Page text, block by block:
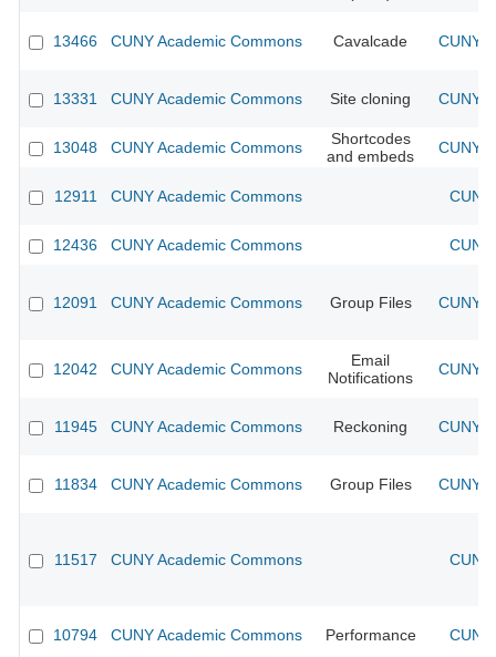
13466 CUNY Academic Commons Cavalcade CUNY
13331 CUNY Academic Commons Site cloning CUNY
13048 CUNY Academic Commons
Shortcodes
and embeds
CUNY
12911 CUNY Academic Commons
12436 CUNY Academic Commons
12091 CUNY Academic Commons Group Files CUNY
12042 CUNY Academic Commons
Email
Notifications
CUNY
11945 CUNY Academic Commons Reckoning CUNY
11834 CUNY Academic Commons Group Files CUNY
11517 CUNY Academic Commons
10794 CUNY Academic Commons Performance